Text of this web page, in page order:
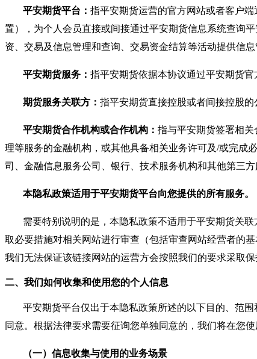
平安期货平台： 指平安期货运营的官方网站或者客户
置），为个人会员直接或间接通过平安期货信息系统查询
资、交易及信息管理和查询、交易资金结算等活动提供信息
平安期货服务： 指平安期货依据本协议通过平安期货
期货服务关联方： 指平安期货直接控股或者间接控股
平安期货合作机构或合作机构： 指与平安期货签署相
理等服务的金融机构，或其他具备相关业务许可及/或完成
司、金融信息服务公司、银行、技术服务机构和其他第三方
本隐私政策适用于平安期货平台向您提供的所有服务。
需要特别说明的是，本隐私政策不适用于平安期货关
取必要措施对相关网站进行审查（包括审查网站经营者的
我们无法保证该链接网站的运营方会按照我们的要求采取保
二、我们如何收集和使用您的个人信息
平安期货平台仅出于本隐私政策所述的以下目的、范
同意。根据法律要求需要征询您单独同意的，我们将在您
（一）信息收集与使用的业务场景